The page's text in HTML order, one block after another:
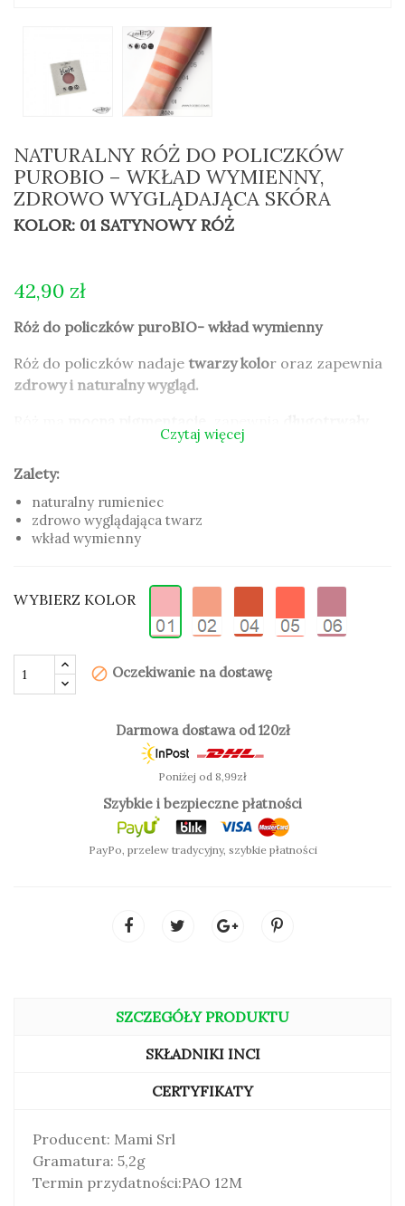
NATURALNY RÓŻ DO POLICZKÓW
PUROBIO – WKŁAD WYMIENNY,
ZDROWO WYGLĄDAJĄCA SKÓRA
KOLOR: 01 SATYNOWY RÓŻ
42,90 zł
Róż do policzków puroBIO- wkład wymienny
Róż do policzków nadaje twarzy kolor oraz zapewnia
zdrowy i naturalny wygląd.
i aksamitne wykończenie. Różne odcienie różu
pozwalają uzyskać naturalny rumieniec z
zachowaniem kolorytu cery.
Róż do policzków puroBIO dzięki zawartości
organicznych oleiwykazuje silne działanie
naturalne pigmenty, zanurzone w aksamitnej formule.
naturalny rumieniec
zdrowo wyglądająca twarz
wkład wymienny
Czytaj więcej
Zalety:
naturalny rumieniec
zdrowo wyglądająca twarz
wkład wymienny
WYBIERZ KOLOR
block Oczekiwanie na dostawę
Darmowa dostawa od 120zł
Poniżej od 8,99zł
Szybkie i bezpieczne płatności
PayPo, przelew tradycyjny, szybkie płatności
SZCZEGÓŁY PRODUKTU
SKŁADNIKI INCI
CERTYFIKATY
Producent: Mami Srl
Gramatura: 5,2g
Termin przydatności:PAO 12M